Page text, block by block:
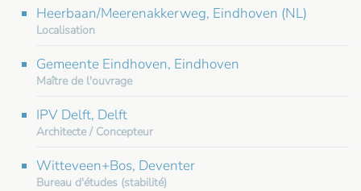
Heerbaan/Meerenakkerweg, Eindhoven (NL)
Localisation
Gemeente Eindhoven, Eindhoven
Maître de l'ouvrage
IPV Delft, Delft
Architecte / Concepteur
Witteveen+Bos, Deventer
Bureau d'études (stabilité)